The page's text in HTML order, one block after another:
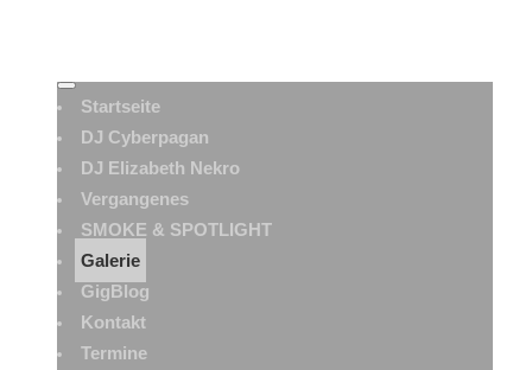
Startseite
DJ Cyberpagan
DJ Elizabeth Nekro
Vergangenes
SMOKE & SPOTLIGHT
Galerie
GigBlog
Kontakt
Termine